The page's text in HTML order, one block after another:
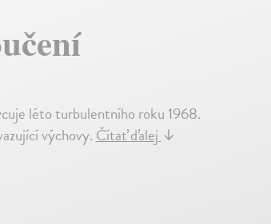
léto turbulentního roku 1968.
výchovy.Čítať ďalej↓